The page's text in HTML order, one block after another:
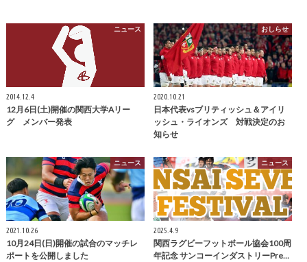
ニュース
2014.12.4
12月6日(土)開催の関西大学Aリー
グ メンバー発表
おしらせ
2020.10.21
日本代表vsブリティッシュ＆アイリ
ッシュ・ライオンズ 対戦決定のお
知らせ
ニュース
2021.10.26
10月24日(日)開催の試合のマッチレ
ポートを公開しました
ニュース
2025.4.9
関西ラグビーフットボール協会100周
年記念 サンコーインダストリーPre…